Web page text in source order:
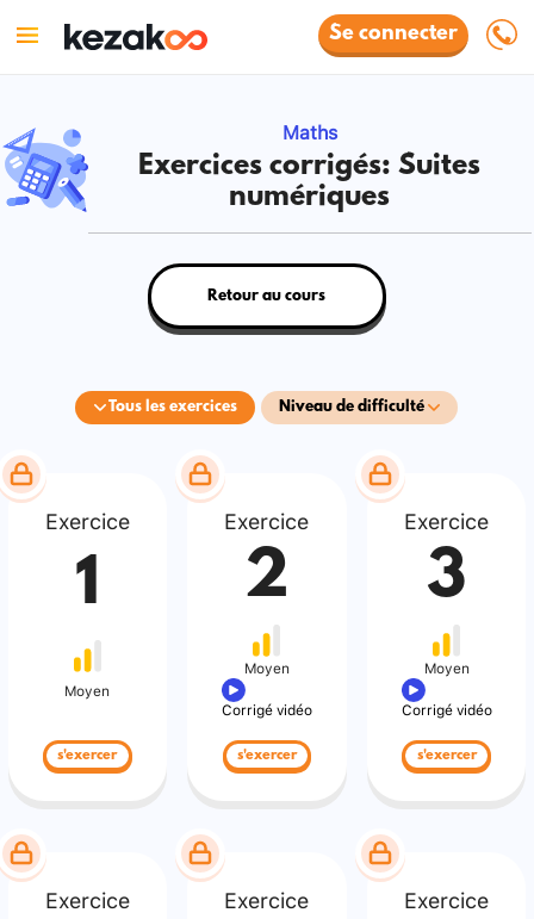
Se connecter
Maths
Exercices corrigés: Suites
numériques
Tous les exercices Niveau de difficulté
Retour au cours
Exercice
1
Moyen
s'exercer
Exercice
2
Moyen
Corrigé vidéo
s'exercer
Exercice
3
Moyen
Corrigé vidéo
s'exercer
Exercice Exercice Exercice